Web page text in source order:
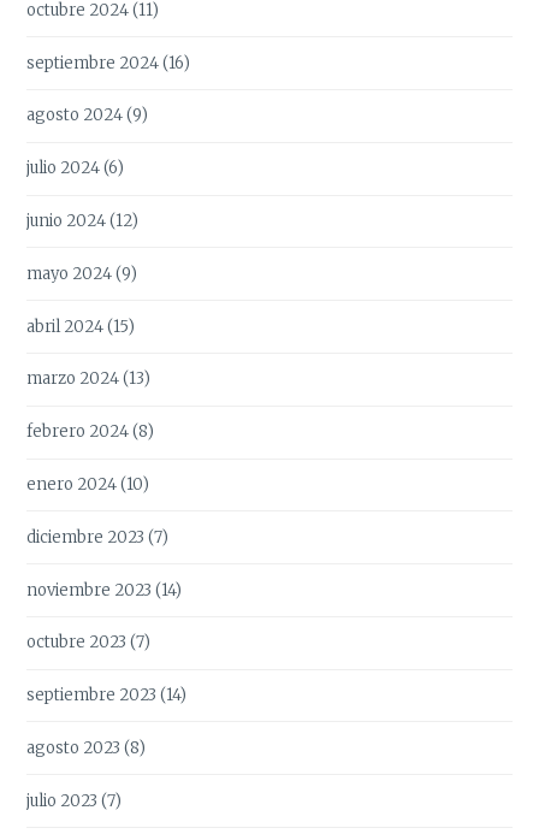
octubre 2024(11)
septiembre 2024(16)
agosto 2024(9)
julio 2024(6)
junio 2024(12)
mayo 2024(9)
abril 2024(15)
marzo 2024(13)
febrero 2024(8)
enero 2024(10)
diciembre 2023 (7)
noviembre 2023 (14)
octubre 2023 (7)
septiembre 2023 (14)
agosto 2023 (8)
julio 2023 (7)